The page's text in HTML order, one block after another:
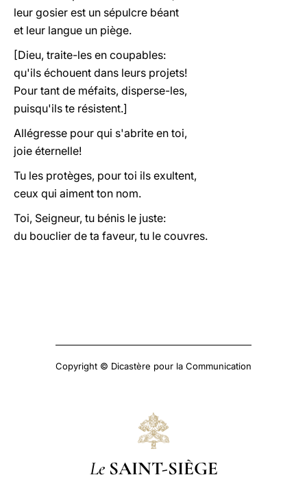
leur gosier est un sépulcre béant
et leur langue un piège.
[Dieu, traite-les en coupables:
qu'ils échouent dans leurs projets!
Pour tant de méfaits, disperse-les,
puisqu'ils te résistent.]
Allégresse pour qui s'abrite en toi,
joie éternelle!
Tu les protèges, pour toi ils exultent,
ceux qui aiment ton nom.
Toi, Seigneur, tu bénis le juste:
du bouclier de ta faveur, tu le couvres.
Copyright © Dicastère pour la Communication
Le SAINT-SIÈGE